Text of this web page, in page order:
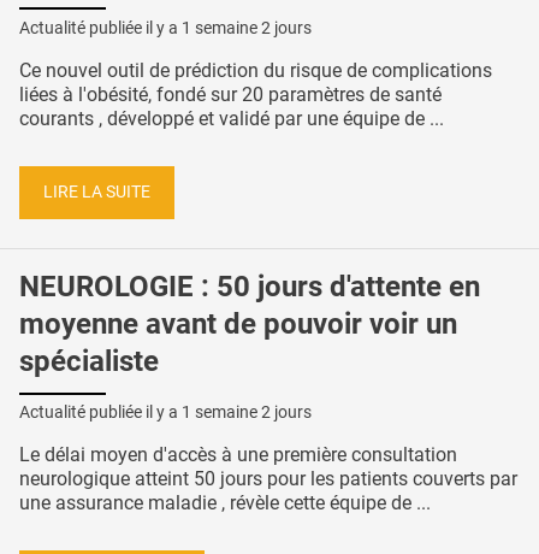
Actualité publiée il y a 1 semaine 2 jours
Ce nouvel outil de prédiction du risque de complications
liées à l'obésité, fondé sur 20 paramètres de santé
courants , développé et validé par une équipe de ...
LIRE LA SUITE
NEUROLOGIE : 50 jours d'attente en
moyenne avant de pouvoir voir un
spécialiste
Actualité publiée il y a 1 semaine 2 jours
Le délai moyen d'accès à une première consultation
neurologique atteint 50 jours pour les patients couverts par
une assurance maladie , révèle cette équipe de ...